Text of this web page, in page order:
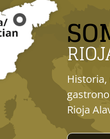
Historia,
Rioja